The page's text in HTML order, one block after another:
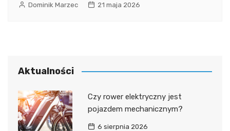
Dominik Marzec 21 maja 2026
Aktualności
Czy rower elektryczny jest
pojazdem mechanicznym?
6 sierpnia 2026